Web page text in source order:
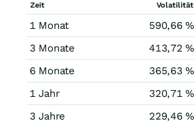
Zeit Volatilität
1 Monat 590,66 %
3 Monate
413,72 %
6 Monate
365,63 %
1 Jahr
320,71 %
3 Jahre
229,46 %